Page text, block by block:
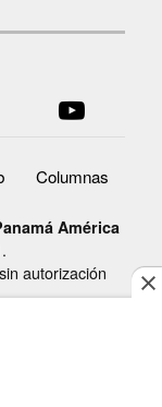
Columnas
América
autorización